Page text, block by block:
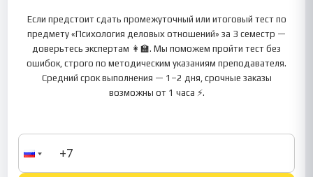
Если предстоит сдать промежуточный или итоговый тест по
предмету «Психология деловых отношений» за 3 семестр —
доверьтесь экспертам 👩‍🏫. Мы поможем пройти тест без
ошибок, строго по методическим указаниям преподавателя.
Средний срок выполнения — 1–2 дня, срочные заказы
возможны от 1 часа ⚡.